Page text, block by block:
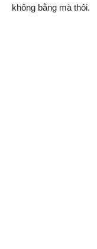
không bằng mà thôi.